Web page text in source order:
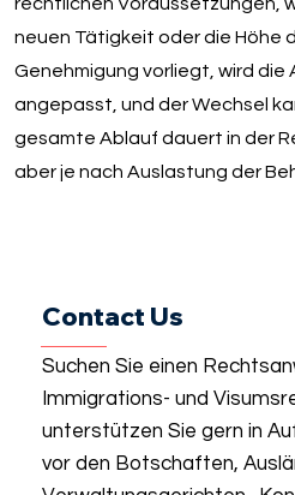
Contact Us
Suchen Sie einen
Immigrations- und
unterstützen Sie gern in
vor den Botschaften,
neuen Tätigkeit oder die Höhe
Genehmigung vorliegt, wird
angepasst, und der Wechsel
gesamte Ablauf dauert in der
aber je nach Auslastung der